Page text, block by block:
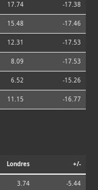
17.74 -17.38
15.48 -17.46
12.31 -17.53
8.09 -17.53
6.52 -15.26
11.15 -16.77
Londres +/-
3.74 -5.44